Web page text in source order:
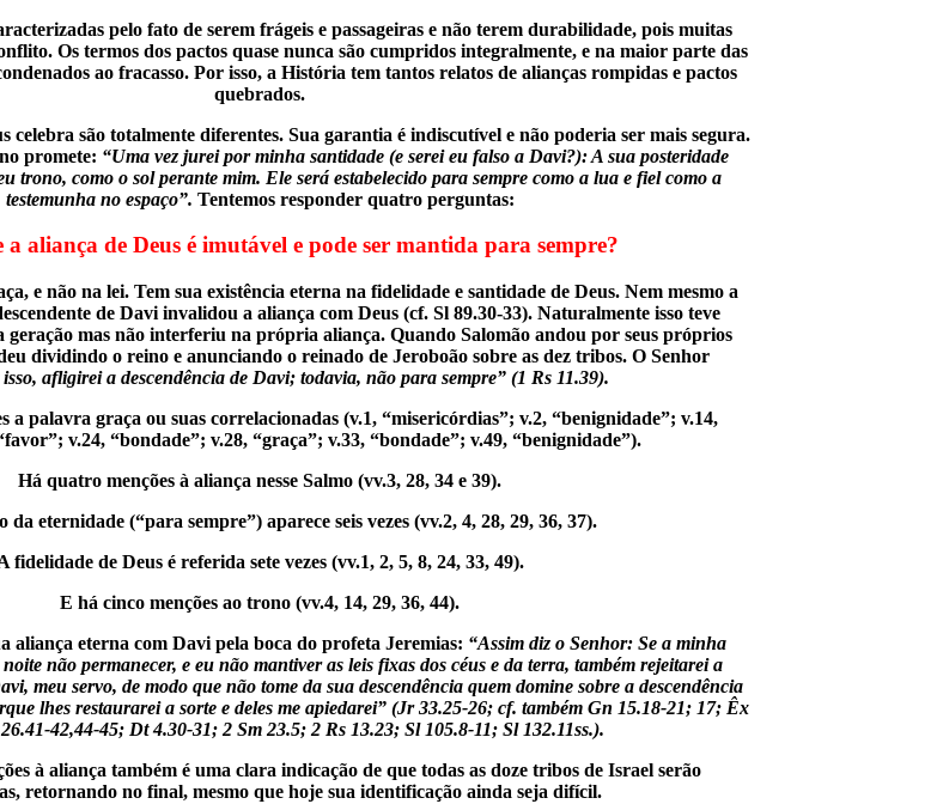
pelo fato de serem frágeis e passageiras e não terem durabilidade, pois muitas
Os termos dos pactos quase nunca são cumpridos integralmente, e na maior parte das
ao fracasso. Por isso, a História tem tantos relatos de alianças rompidas e pactos
quebrados.
celebra são totalmente diferentes. Sua garantia é indiscutível e não poderia ser mais segura.
promete: “Uma vez jurei por minha santidade (e serei eu falso a Davi?): A sua posteridade
trono, como o sol perante mim. Ele será estabelecido para sempre como a lua e fiel como a
testemunha no espaço”. Tentemos responder quatro perguntas:
a aliança de Deus é imutável e pode ser mantida para sempre?
e não na lei. Tem sua existência eterna na fidelidade e santidade de Deus. Nem mesmo a
de Davi invalidou a aliança com Deus (cf. Sl 89.30-33). Naturalmente isso teve
geração mas não interferiu na própria aliança. Quando Salomão andou por seus próprios
dividindo o reino e anunciando o reinado de Jeroboão sobre as dez tribos. O Senhor
afligirei a descendência de Davi; todavia, não para sempre” (1 Rs 11.39).
a palavra graça ou suas correlacionadas (v.1, “misericórdias”; v.2, “benignidade”; v.14,
v.24, “bondade”; v.28, “graça”; v.33, “bondade”; v.49, “benignidade”).
Há quatro menções à aliança nesse Salmo (vv.3, 28, 34 e 39).
da eternidade (“para sempre”) aparece seis vezes (vv.2, 4, 28, 29, 36, 37).
fidelidade de Deus é referida sete vezes (vv.1, 2, 5, 8, 24, 33, 49).
E há cinco menções ao trono (vv.4, 14, 29, 36, 44).
aliança eterna com Davi pela boca do profeta Jeremias: “Assim diz o Senhor: Se a minha
não permanecer, e eu não mantiver as leis fixas dos céus e da terra, também rejeitarei a
meu servo, de modo que não tome da sua descendência quem domine sobre a descendência
lhes restaurarei a sorte e deles me apiedarei” (Jr 33.25-26; cf. também Gn 15.18-21; 17; Êx
42,44-45; Dt 4.30-31; 2 Sm 23.5; 2 Rs 13.23; Sl 105.8-11; Sl 132.11ss.).
à aliança também é uma clara indicação de que todas as doze tribos de Israel serão
retornando no final, mesmo que hoje sua identificação ainda seja difícil.